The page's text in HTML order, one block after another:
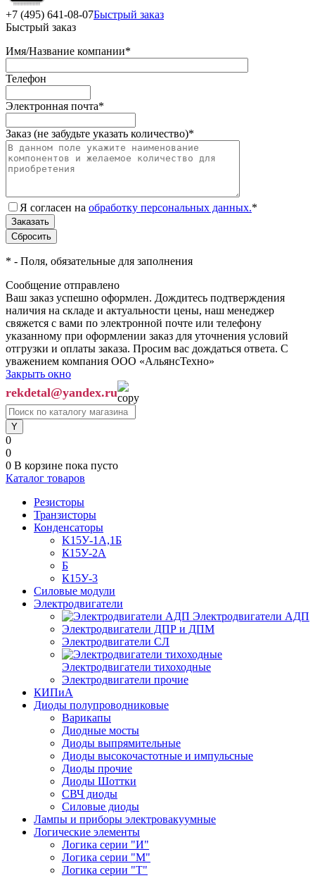
+7 (495) 641-08-07Быстрый заказ
Быстрый заказ
Имя/Название компании*
Телефон
Электронная почта*
Заказ (не забудьте указать количество)*
Я согласен на обработку персональных данных.*
* - Поля, обязательные для заполнения
Сообщение отправлено
Ваш заказ успешно оформлен. Дождитесь подтверждения
наличия на складе и актуальности цены, наш менеджер
свяжется с вами по электронной почте или телефону
указанному при оформлении заказ для уточнения условий
отгрузки и оплаты заказа. Просим вас дождаться ответа. С
уважением компания ООО «АльянсТехно»
Закрыть окно
rekdetal@yandex.ru
0
0
0 В корзине пока пусто
Каталог товаров
Резисторы
Транзисторы
Конденсаторы
K15У-1А,1Б
К15У-2А
Б
К15У-3
Силовые модули
Электродвигатели
Электродвигатели АДП
Электродвигатели ДПР и ДПМ
Электродвигатели СЛ
Электродвигатели тихоходные
Электродвигатели прочие
КИПиА
Диоды полупроводниковые
Варикапы
Диодные мосты
Диоды выпрямительные
Диоды высокочастотные и импульсные
Диоды прочие
Диоды Шоттки
СВЧ диоды
Силовые диоды
Лампы и приборы электровакуумные
Логические элементы
Логика серии "И"
Логика серии "М"
Логика серии "Т"